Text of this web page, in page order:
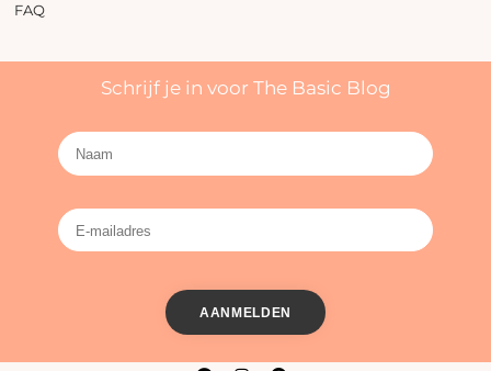
FAQ
Schrijf je in voor The Basic Blog